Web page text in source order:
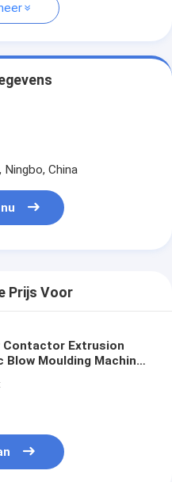
Ningbo, China
Prijs Voor
Contactor Extrusion
Moulding Machine